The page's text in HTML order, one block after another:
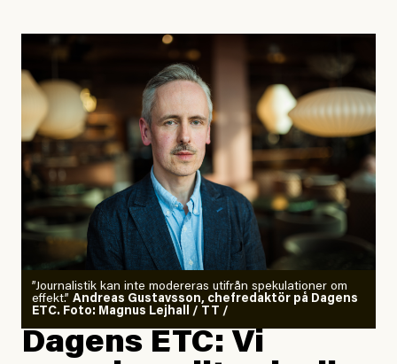
”Journalistik kan inte modereras utifrån spekulationer om
effekt.” Andreas Gustavsson, chefredaktör på Dagens
ETC. Foto: Magnus Lejhall / TT /
Dagens ETC: Vi